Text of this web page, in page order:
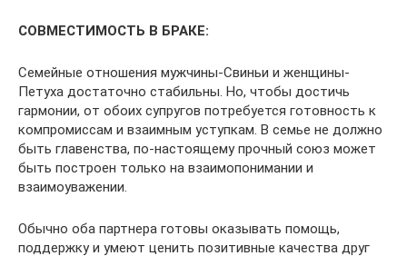
СОВМЕСТИМОСТЬ В БРАКЕ:
Семейные отношения мужчины-Свиньи и женщины-
Петуха достаточно стабильны. Но, чтобы достичь
гармонии, от обоих супругов потребуется готовность к
компромиссам и взаимным уступкам. В семье не должно
быть главенства, по-настоящему прочный союз может
быть построен только на взаимопонимании и
взаимоуважении.
Обычно оба партнера готовы оказывать помощь,
поддержку и умеют ценить позитивные качества друг